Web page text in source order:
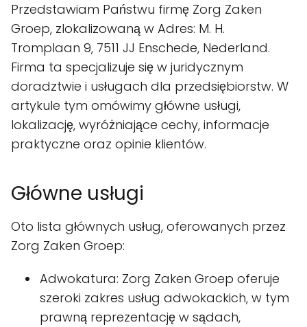
Przedstawiam Państwu firmę Zorg Zaken
Groep, zlokalizowaną w Adres: M. H.
Tromplaan 9, 7511 JJ Enschede, Nederland.
Firma ta specjalizuje się w juridycznym
doradztwie i usługach dla przedsiębiorstw. W
artykule tym omówimy główne usługi,
lokalizację, wyróżniające cechy, informacje
praktyczne oraz opinie klientów.
Główne usługi
Oto lista głównych usług, oferowanych przez
Zorg Zaken Groep:
Adwokatura: Zorg Zaken Groep oferuje
szeroki zakres usług adwokackich, w tym
prawną reprezentację w sądach,